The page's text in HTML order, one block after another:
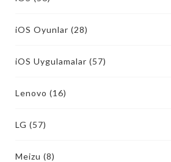
iOS Oyunlar (28)
iOS Uygulamalar (57)
Lenovo (16)
LG (57)
Meizu (8)